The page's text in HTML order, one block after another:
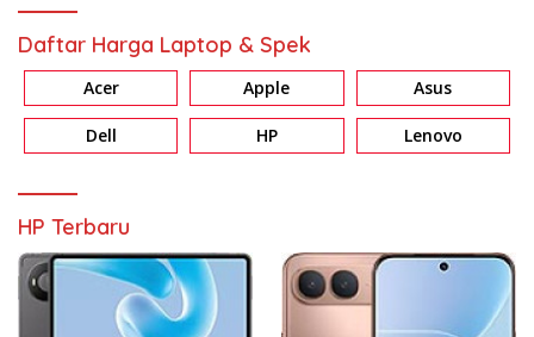
Daftar Harga Laptop & Spek
Acer Apple Asus
Dell HP Lenovo
HP Terbaru